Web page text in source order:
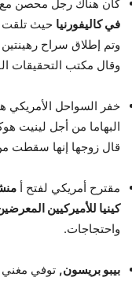
كان هناك رجل محصن مع
في كاليفورنيا حيث تلقت
وتم إطلاق سراح رهينتين
وقال مكتب التحقيقات
خفر السواحل الأمريكي
البهاما من أجل لينيت
قال زوجها إنها سقطت
مقترح أمريكي لفتح أ
كينيا للأميركيين المعرضين
واحتجاجات.
بيبو بريسون,